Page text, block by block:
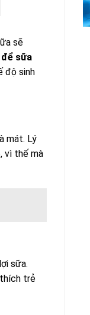
sẽ
sữa
độ sinh
mát. Lý
vì thế mà
sữa.
trẻ